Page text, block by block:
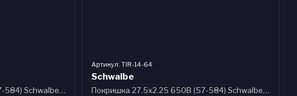
Покришка 27.5x2.25 650B (57-584) Schwalbe ROCKET RON Performance TL-Ready Folding B/B HS438 Addix, 67EPI EK
Артикул: TIR-14-64
Schwalbe
Покришка 27.5x2.25 650B (57-584) Schwalbe TOUGH TOM K-Guard, B/B-SK HS463 SBC 50EPI